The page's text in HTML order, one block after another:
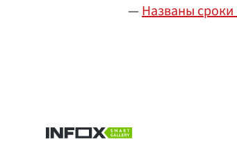
—Названы сроки